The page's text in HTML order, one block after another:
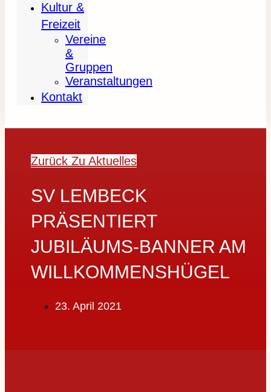
Kultur &
Freizeit
Vereine
&
Gruppen
Veranstaltungen
Kontakt
Zurück Zu Aktuelles
SV LEMBECK
PRÄSENTIERT
JUBILÄUMS-BANNER AM
WILLKOMMENSHÜGEL
23. April 2021